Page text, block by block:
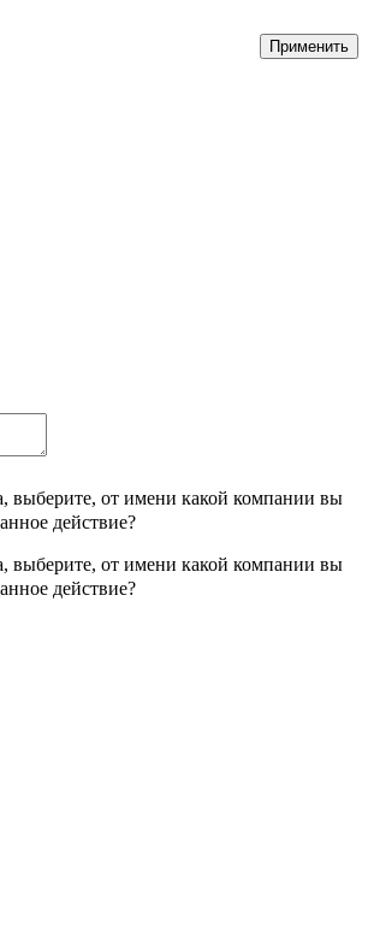
Применить
выберите, от имени какой компании вы
действие?
выберите, от имени какой компании вы
действие?